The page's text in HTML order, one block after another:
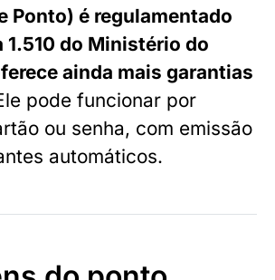
Ponto) é regulamentado
1.510 do Ministério do
ainda mais garantias
pode funcionar por
ou senha, com emissão
automáticos.